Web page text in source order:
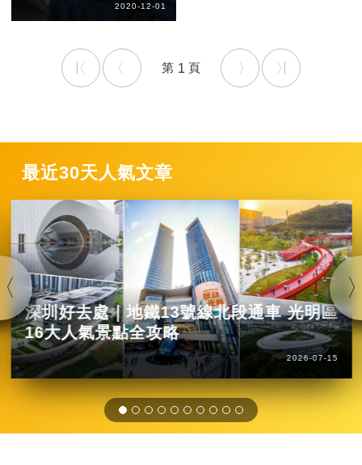
2020-12-01
1
最近30天人氣文章
深圳好去處｜地鐵13號線北段通車 光明區
16大人氣景點全攻略
2026-07-15